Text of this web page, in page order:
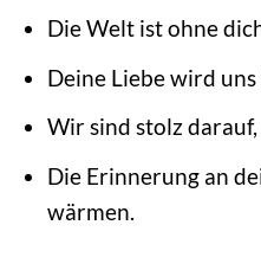
Die Welt ist ohne
Deine Liebe wird
Wir sind stolz
Die Erinnerung an
wärmen.